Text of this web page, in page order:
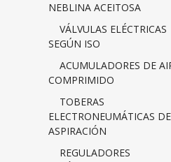
NEBLINA ACEITOSA
VÁLVULAS ELÉCTRICAS
SEGÚN ISO
ACUMULADORES DE
COMPRIMIDO
TOBERAS
ELECTRONEUMÁTICAS DE
ASPIRACIÓN
REGULADORES